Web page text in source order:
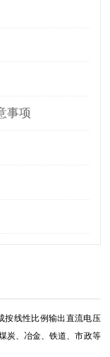
事项
按线性比例输出直流电压
炭、冶金、铁道、市政等